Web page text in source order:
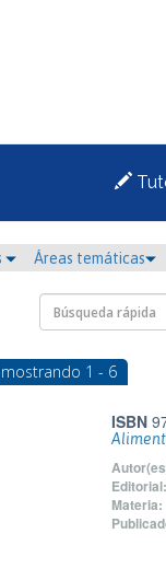
Áreas temáticas
1 - 6
ISBN
Editorial:
Materia: